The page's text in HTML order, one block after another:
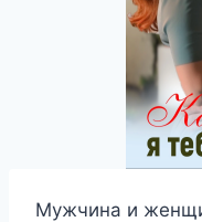
Мужчина и